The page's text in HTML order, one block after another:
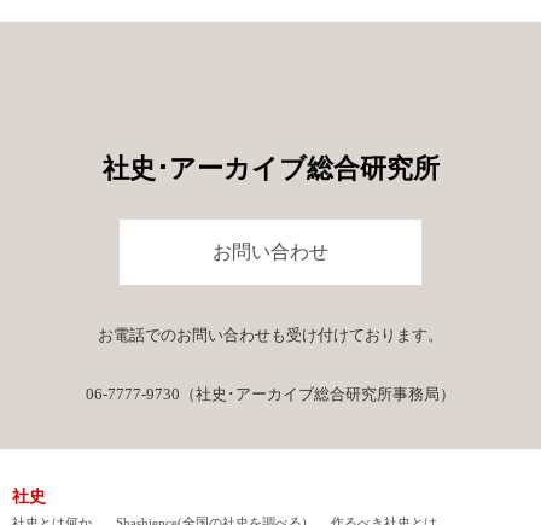
社史･アーカイブ総合研究所
お問い合わせ
お電話でのお問い合わせも受け付けております。
06-7777-9730（社史･アーカイブ総合研究所事務局）
社史